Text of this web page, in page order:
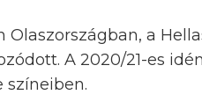
a
A 2020/21-es
színeiben.